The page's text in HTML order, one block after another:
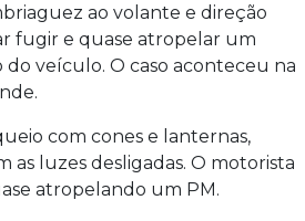
ao volante e direção
fugir e quase atropelar um
do veículo. O caso aconteceu na
com cones e lanternas,
luzes desligadas. O motorista
atropelando um PM.